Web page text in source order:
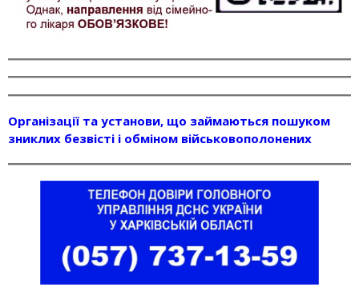
Організації та установи, що займаються пошуком
зниклих безвісті і обміном військовополонених